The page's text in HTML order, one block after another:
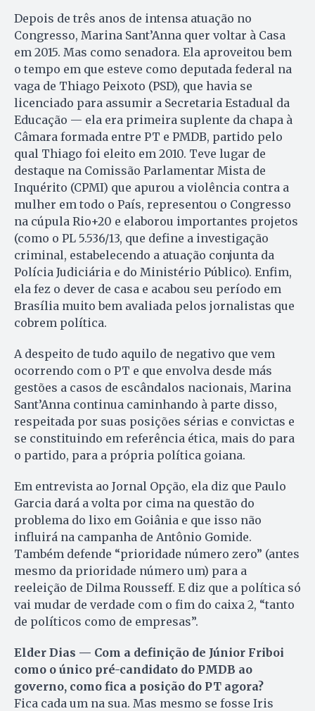
Depois de três anos de intensa atuação no
Congresso, Marina Sant’Anna quer voltar à Casa
em 2015. Mas como senadora. Ela aproveitou bem
o tempo em que esteve como deputada federal na
vaga de Thiago Peixoto (PSD), que havia se
licenciado para assumir a Secretaria Estadual da
Educação — ela era primeira suplente da chapa à
Câmara formada entre PT e PMDB, partido pelo
qual Thiago foi eleito em 2010. Teve lugar de
destaque na Comissão Parlamentar Mista de
Inquérito (CPMI) que apurou a violência contra a
mulher em todo o País, representou o Congresso
na cúpula Rio+20 e elaborou importantes projetos
(como o PL 5.536/13, que define a investigação
criminal, estabelecendo a atuação conjunta da
Polícia Judiciária e do Ministério Público). Enfim,
ela fez o dever de casa e acabou seu período em
Brasília muito bem avaliada pelos jornalistas que
cobrem política.
A despeito de tudo aquilo de negativo que vem
ocorrendo com o PT e que envolva desde más
gestões a casos de escândalos nacionais, Marina
Sant’Anna continua caminhando à parte disso,
respeitada por suas posições sérias e convictas e
se constituindo em referência ética, mais do para
o partido, para a própria política goiana.
Em entrevista ao Jornal Opção, ela diz que Paulo
Garcia dará a volta por cima na questão do
problema do lixo em Goiânia e que isso não
influirá na campanha de Antônio Gomide.
Também defende “prioridade número zero” (antes
mesmo da prioridade número um) para a
reeleição de Dilma Rousseff. E diz que a política só
vai mudar de verdade com o fim do caixa 2, “tanto
de políticos como de empresas”.
Elder Dias — Com a definição de Júnior Friboi
como o único pré-candidato do PMDB ao
governo, como fica a posição do PT agora?
Fica cada um na sua. Mas mesmo se fosse Iris